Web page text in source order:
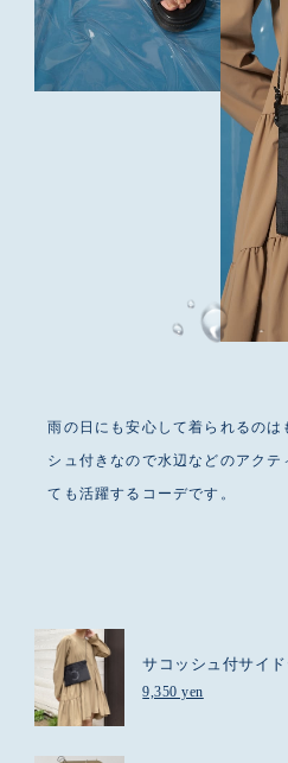
雨の日にも安心して着られるのは
シュ付きなので水辺などのアクテ
ても活躍するコーデです。
サコッシュ付サイ
9,350 yen